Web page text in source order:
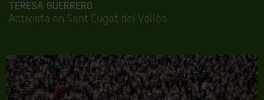
TERESA GUERRERO
Activista en Sant Cugat del Vallès